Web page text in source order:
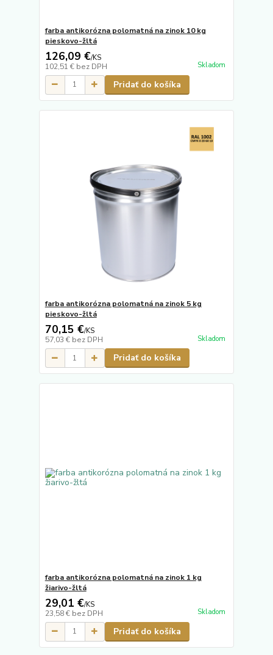
farba antikorózna polomatná na zinok 10 kg
pieskovo-žltá
126,09 €/KS
102,51 € bez DPH Skladom
Pridať do košíka
farba antikorózna polomatná na zinok 5 kg
pieskovo-žltá
70,15 €/KS
57,03 € bez DPH Skladom
Pridať do košíka
farba antikorózna polomatná na zinok 1 kg
žiarivo-žltá
29,01 €/KS
23,58 € bez DPH Skladom
Pridať do košíka